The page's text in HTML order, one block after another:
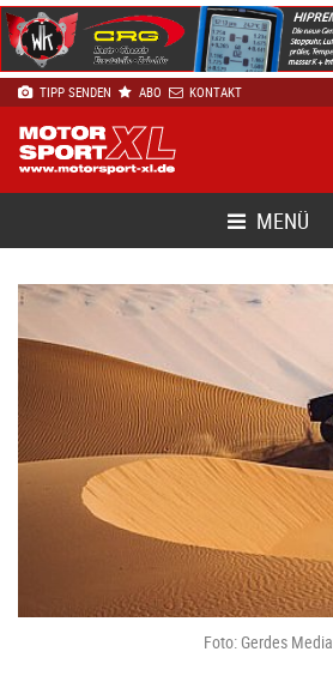
TIPP SENDEN ABO KONTAKT
MENÜ
Foto: Gerdes Media